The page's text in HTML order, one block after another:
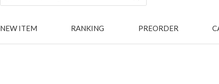
NEW ITEM RANKING PREORDER